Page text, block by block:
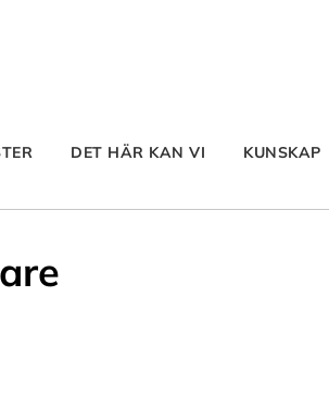
DET HÄR KAN VI KUNSKAP